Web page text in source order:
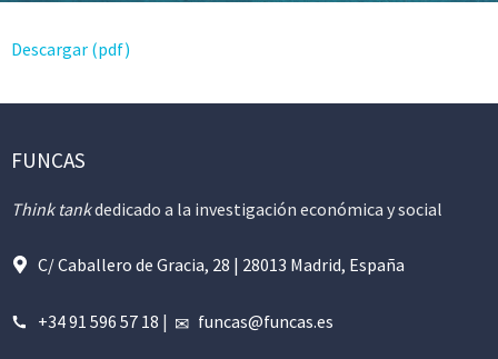
Descargar (pdf)
FUNCAS
Think tankdedicado a la investigación económica y social
C/ Caballero de Gracia, 28 | 28013 Madrid, España
+34 91 596 57 18 | funcas@funcas.es